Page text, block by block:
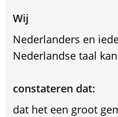
Wij
Nederlanders en
Nederlandse taal
constateren dat:
dat het een groot